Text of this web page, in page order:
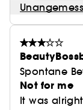
Spontane
Not for me
It was